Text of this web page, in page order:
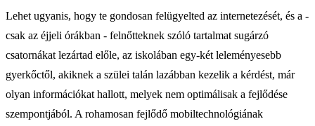
Lehet ugyanis, hogy te gondosan felügyelted az internetezését, és a -
csak az éjjeli órákban - felnőtteknek szóló tartalmat sugárzó
csatornákat lezártad előle, az iskolában egy-két leleményesebb
gyerkőctől, akiknek a szülei talán lazábban kezelik a kérdést, már
olyan információkat hallott, melyek nem optimálisak a fejlődése
szempontjából. A rohamosan fejlődő mobiltechnológiának